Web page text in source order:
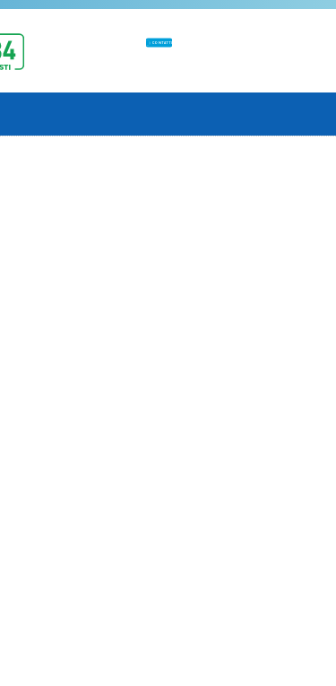
CONTATTI